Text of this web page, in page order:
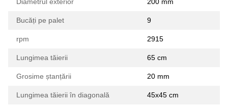
Diametrul exterior 200 mm
Bucăți pe palet 9
rpm 2915
Lungimea tăierii 65 cm
Grosime ștanțării 20 mm
Lungimea tăierii în diagonală 45x45 cm